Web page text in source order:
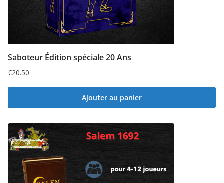
Saboteur Édition spéciale 20 Ans
€20.50
Ajouter au panier